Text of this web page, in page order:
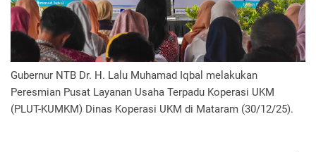
Gubernur NTB Dr. H. Lalu Muhamad Iqbal melakukan
Peresmian Pusat Layanan Usaha Terpadu Koperasi UKM
(PLUT-KUMKM) Dinas Koperasi UKM di Mataram (30/12/25).